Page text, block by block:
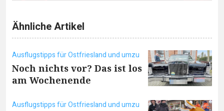
Ähnliche Artikel
Ausflugstipps für Ostfriesland und umzu
Noch nichts vor? Das ist los
am Wochenende
Ausflugstipps für Ostfriesland und umzu